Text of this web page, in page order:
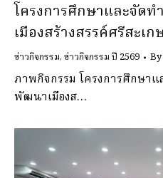
โครงการศึกษาและจัด
เมืองสร้างสรรค์ศรีสะเก
ข่าวกิจกรรม,ข่าวกิจกรรม ปี 2569 By
ภาพกิจกรรม โครงการศึกษา
พัฒนาเมืองส…